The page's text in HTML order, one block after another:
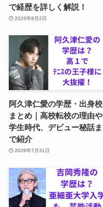
で経歴を詳しく解説！
2026年8月2日
阿久津仁愛の学歴・出身校
まとめ｜高校転校の理由や
学生時代、デビュー秘話ま
で紹介
2026年7月31日